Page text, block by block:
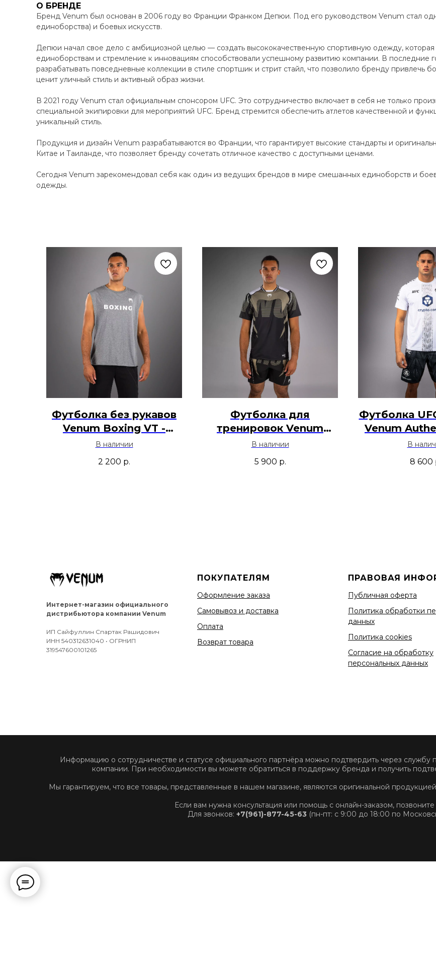
О БРЕНДЕ
Бренд Venum был основан в 2006 году во Франции Франком Депюи. Под его руководством Venum стал
единоборства) и боевых искусств.
Депюи начал свое дело с амбициозной целью — создать высококачественную спортивную одежду, которая
единоборствам и стремление к инновациям способствовали успешному развитию компании. В последние
разрабатывать повседневные коллекции в стиле спортшик и стрит стайл, что позволило бренду привлечь
ценит уличный стиль и активный образ жизни.
В 2021 году Venum стал официальным спонсором UFC. Это сотрудничество включает в себя не только
специальной экипировки для мероприятий UFC. Бренд стремится обеспечить атлетов качественной и
уникальный стиль.
Продукция и дизайн Venum разрабатываются во Франции, что гарантирует высокие стандарты и
Китае и Таиланде, что позволяет бренду сочетать отличное качество с доступными ценами.
Сегодня Venum зарекомендовал себя как один из ведущих брендов в мире смешанных единоборств и
одежды.
Футболка без рукавов
Venum Boxing VT -
Серый
В наличии
2 200 р.
Футболка для
тренировок Venum
Adrenaline - Черный /
Песок
В наличии
5 900 р.
Футболка
Venum
Night -
В
8 600
Интернет-магазин официального
дистрибьютора компании Venum
ИП Сайфуллин Спартак Рашидович
ИНН 540312631040 • ОГРНИП
319547600101265
ПОКУПАТЕЛЯМ
Оформление заказа
Самовывоз и доставка
Оплата
Возврат товара
ПРАВОВАЯ
Публичная оферта
Политика обработки
данных
Политика cookies
Согласие на обработку
персональных данных
Информацию о сотрудничестве и статусе официального партнёра можно подтвердить через
компании. При необходимости вы можете обратиться в поддержку бренда и получить
Мы гарантируем, что все товары, представленные в нашем магазине, являются оригинальной
Если вам нужна консультация или помощь с онлайн-заказом,
Для звонков: +7(961)-877-45-63 (пн-пт: с 9:00 до 18:00 по